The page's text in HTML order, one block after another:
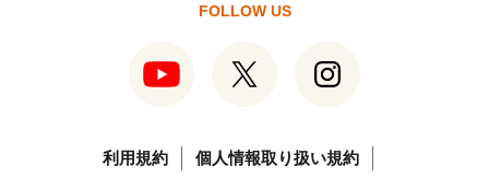
FOLLOW US
利用規約 個人情報取り扱い規約